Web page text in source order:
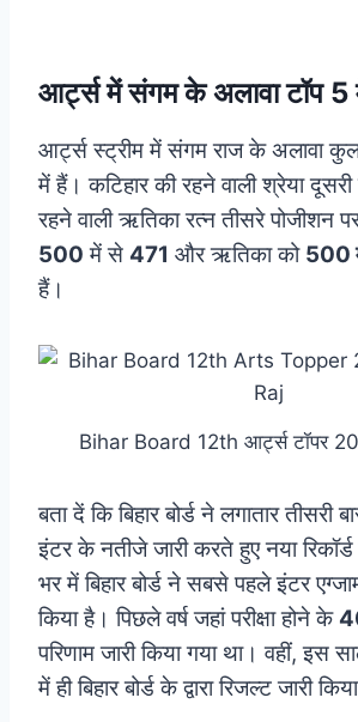
आर्ट्स में संगम के अलावा टॉप 5
आर्ट्स स्ट्रीम में संगम राज के अलावा
में हैं। कटिहार की रहने वाली श्रेया
रहने वाली ऋतिका रत्न तीसरे पोजीशन
500 में से 471 और ऋतिका को 500
हैं।
Bihar Board 12th आर्ट्स टॉपर
बता दें कि बिहार बोर्ड ने लगातार
इंटर के नतीजे जारी करते हुए नया
भर में बिहार बोर्ड ने सबसे पहले इंटर
किया है। पिछले वर्ष जहां परीक्षा होने के
परिणाम जारी किया गया था। वहीं, इस
में ही बिहार बोर्ड के द्वारा रिजल्ट जारी